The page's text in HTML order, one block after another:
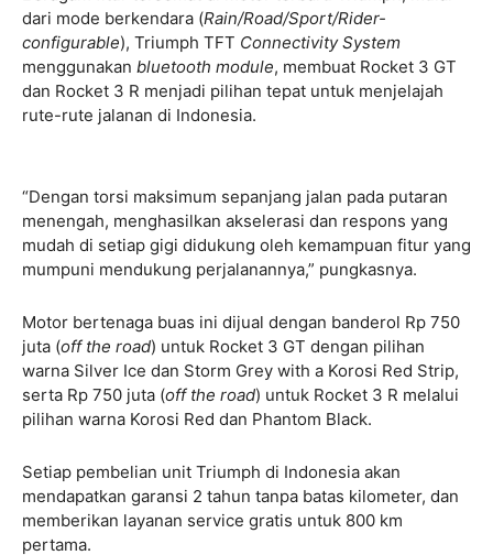
dari mode berkendara (Rain/Road/Sport/Rider-
configurable), Triumph TFT Connectivity System
menggunakan bluetooth module, membuat Rocket 3 GT
dan Rocket 3 R menjadi pilihan tepat untuk menjelajah
rute-rute jalanan di Indonesia.
“Dengan torsi maksimum sepanjang jalan pada putaran
menengah, menghasilkan akselerasi dan respons yang
mudah di setiap gigi didukung oleh kemampuan fitur yang
mumpuni mendukung perjalanannya,” pungkasnya.
Motor bertenaga buas ini dijual dengan banderol Rp 750
juta (off the road) untuk Rocket 3 GT dengan pilihan
warna Silver Ice dan Storm Grey with a Korosi Red Strip,
serta Rp 750 juta (off the road) untuk Rocket 3 R melalui
pilihan warna Korosi Red dan Phantom Black.
Setiap pembelian unit Triumph di Indonesia akan
mendapatkan garansi 2 tahun tanpa batas kilometer, dan
memberikan layanan service gratis untuk 800 km
pertama.